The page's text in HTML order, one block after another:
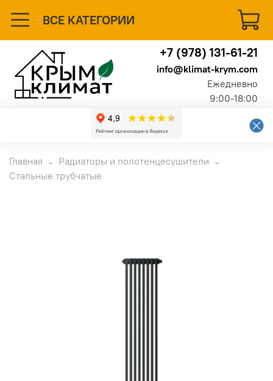
ВСЕ КАТЕГОРИИ
+7 (978) 131-61-21
info@klimat-krym.com
Ежедневно
9:00-18:00
Главная
Радиаторы и полотенцесушители
Стальные трубчатые